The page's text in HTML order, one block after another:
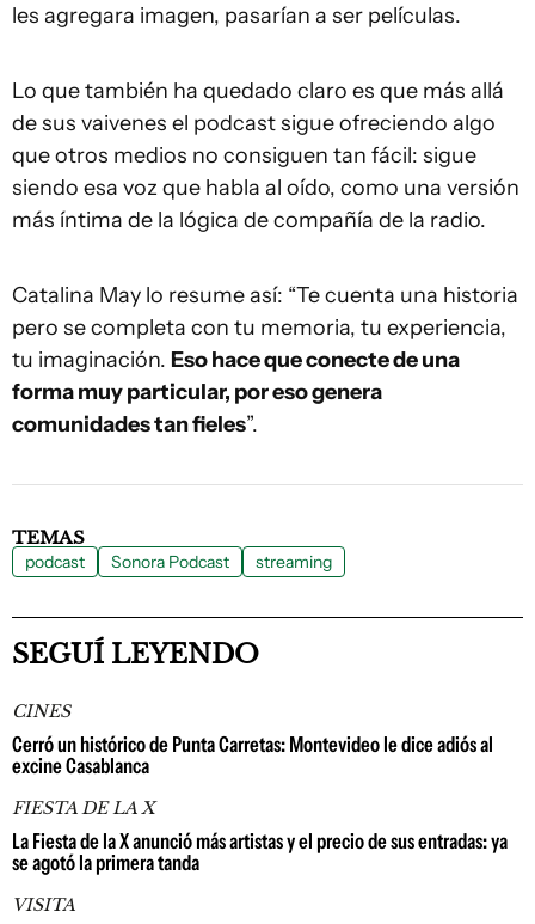
les agregara imagen, pasarían a ser películas.
Lo que también ha quedado claro es que más allá
de sus vaivenes el podcast sigue ofreciendo algo
que otros medios no consiguen tan fácil: sigue
siendo esa voz que habla al oído, como una versión
más íntima de la lógica de compañía de la radio.
Catalina May lo resume así: “Te cuenta una historia
pero se completa con tu memoria, tu experiencia,
tu imaginación. Eso hace que conecte de una
forma muy particular, por eso genera
comunidades tan fieles”.
TEMAS
podcast Sonora Podcast streaming
SEGUÍ LEYENDO
CINES
Cerró un histórico de Punta Carretas: Montevideo le dice adiós al
excine Casablanca
FIESTA DE LA X
La Fiesta de la X anunció más artistas y el precio de sus entradas: ya
se agotó la primera tanda
VISITA